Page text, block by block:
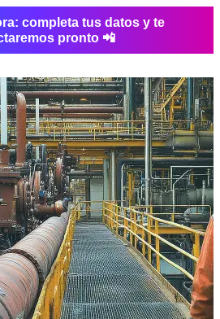
completa tus datos y te
pronto 📲